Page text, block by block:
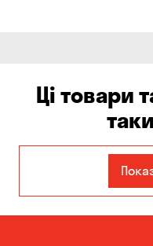
Ці товари
Єлизаветівка
Авангард